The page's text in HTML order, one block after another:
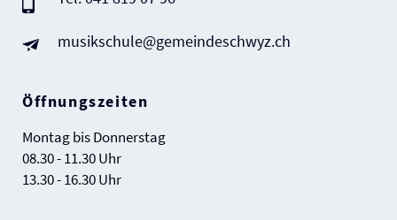
musikschule@gemeindeschwyz.ch
Öffnungszeiten
Montag bis Donnerstag
08.30 - 11.30 Uhr
13.30 - 16.30 Uhr